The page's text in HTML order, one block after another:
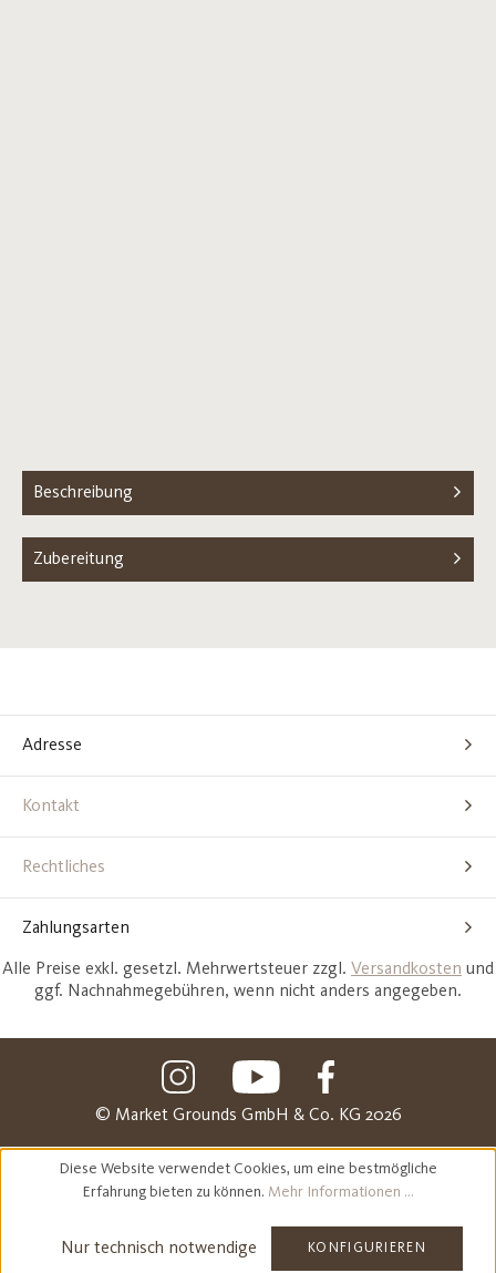
Beschreibung
Zubereitung
Adresse
Kontakt
Rechtliches
Zahlungsarten
Alle Preise exkl. gesetzl. Mehrwertsteuer zzgl. Versandkosten und
ggf. Nachnahmegebühren, wenn nicht anders angegeben.
© Market Grounds GmbH & Co. KG 2026
Diese Website verwendet Cookies, um eine bestmögliche
Erfahrung bieten zu können. Mehr Informationen ...
Nur technisch notwendige KONFIGURIEREN